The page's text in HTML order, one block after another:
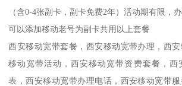
（含0-4张副卡，副卡免费2年）活动期有限，
可以添加移动老号为副卡共用以上套餐
西安移动宽带套餐，西安移动宽带办理，西
移动宽带活动，西安移动宽带资费套餐，西
表，西安移动宽带办理电话，西安移动宽带